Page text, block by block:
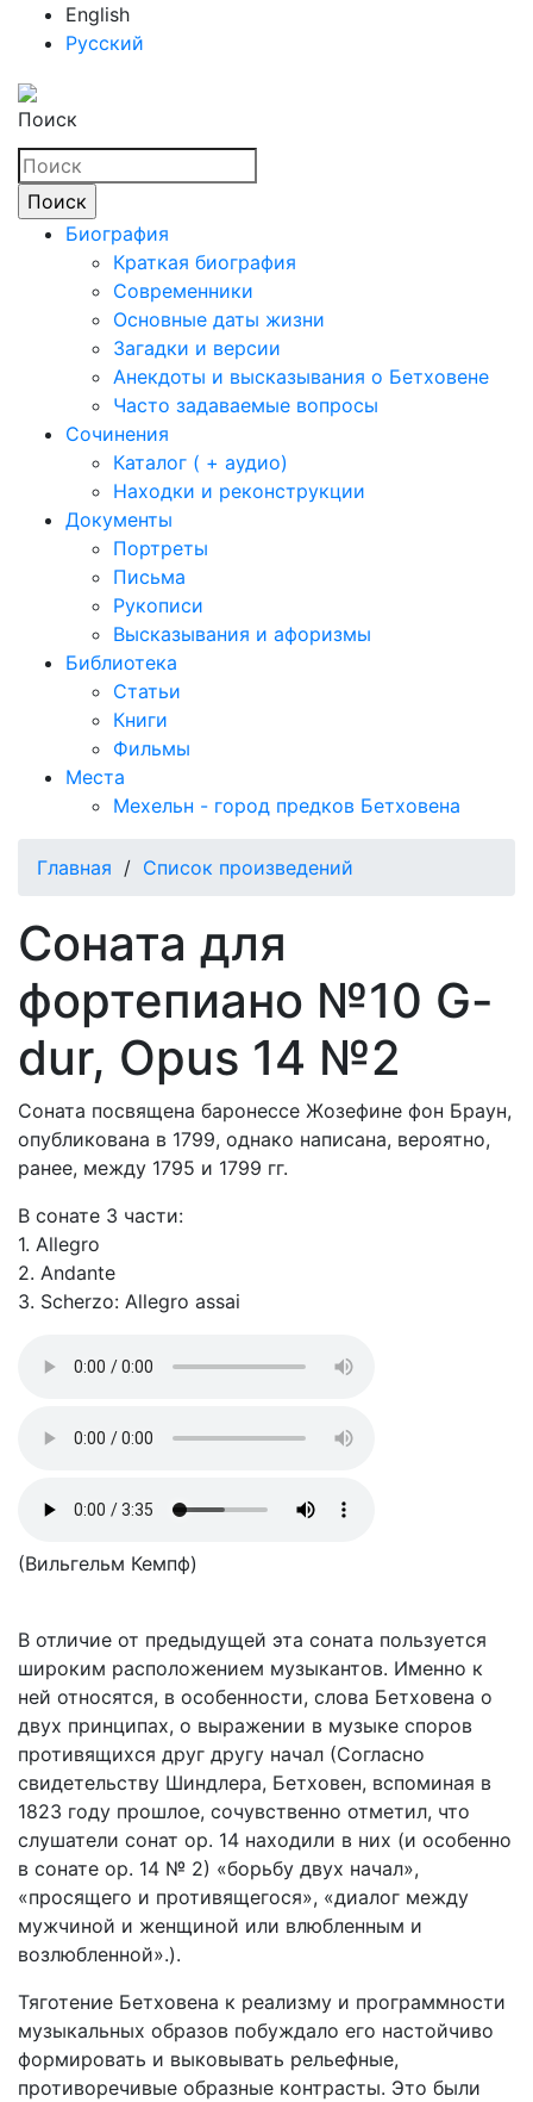
English
Русский
Поиск
Биография
Краткая биография
Современники
Основные даты жизни
Загадки и версии
Анекдоты и высказывания о Бетховене
Часто задаваемые вопросы
Сочинения
Каталог ( + аудио)
Находки и реконструкции
Документы
Портреты
Письма
Рукописи
Высказывания и афоризмы
Библиотека
Статьи
Книги
Фильмы
Места
Мехельн - город предков Бетховена
Главная / Список произведений
Соната для
фортепиано №10 G-
dur, Opus 14 №2
Соната посвящена баронессе Жозефине фон Браун,
опубликована в 1799, однако написана, вероятно,
ранее, между 1795 и 1799 гг.
В сонате 3 части:
1. Allegro
2. Andante
3. Scherzo: Allegro assai
(Вильгельм Кемпф)
В отличие от предыдущей эта соната поль­зуется
широким расположением музыкантов. Именно к
ней относятся, в особенности, слова Бетховена о
двух принципах, о выражении в му­зыке споров
противящихся друг другу начал (Согласно
свидетельству Шиндлера, Бетховен, вспоминая в
1823 году прошлое, сочувственно отметил, что
слушатели сонат op. 14 находили в них (и особенно
в сонате ор. 14 № 2) «борьбу двух начал»,
«просящего и противящегося», «диалог между
мужчиной и женщиной или влюбленным и
возлюбленной».).
Тяготение Бетховена к реализму и программ­ности
музыкальных образов побуждало его на­стойчиво
формировать и выковывать рельефные,
противоречивые образные контрасты. Это были